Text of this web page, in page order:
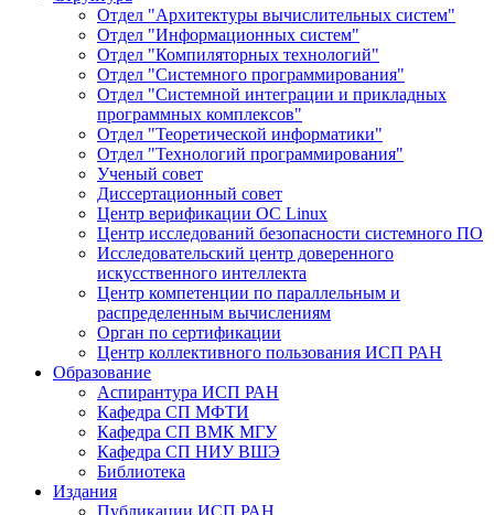
Отдел "Архитектуры вычислительных систем"
Отдел "Информационных систем"
Отдел "Компиляторных технологий"
Отдел "Системного программирования"
Отдел "Системной интеграции и прикладных
программных комплексов"
Отдел "Теоретической информатики"
Отдел "Технологий программирования"
Ученый совет
Диссертационный совет
Центр верификации ОС Linux
Центр исследований безопасности системного ПО
Исследовательский центр доверенного
искусственного интеллекта
Центр компетенции по параллельным и
распределенным вычислениям
Орган по сертификации
Центр коллективного пользования ИСП РАН
Образование
Аспирантура ИСП РАН
Кафедра СП МФТИ
Кафедра СП ВМК МГУ
Кафедра СП НИУ ВШЭ
Библиотека
Издания
Публикации ИСП РАН